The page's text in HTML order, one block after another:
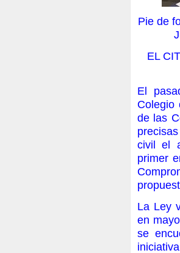
Pie de
EL
El
Colegio
de las
civil el
primer
La Ley
en
se